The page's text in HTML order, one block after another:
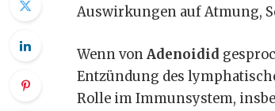
Auswirkungen auf Atmung,
Wenn vonAdenoidid
Entzündung des
Rolle im Immunsystem,